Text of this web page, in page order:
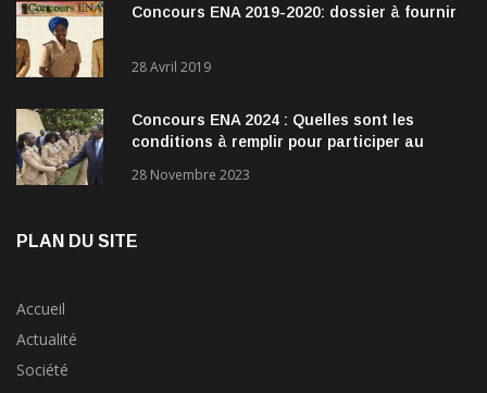
Concours ENA 2019-2020: dossier à fournir
28 Avril 2019
Concours ENA 2024 : Quelles sont les
conditions à remplir pour participer au
28 Novembre 2023
PLAN DU SITE
Accueil
Actualité
Société